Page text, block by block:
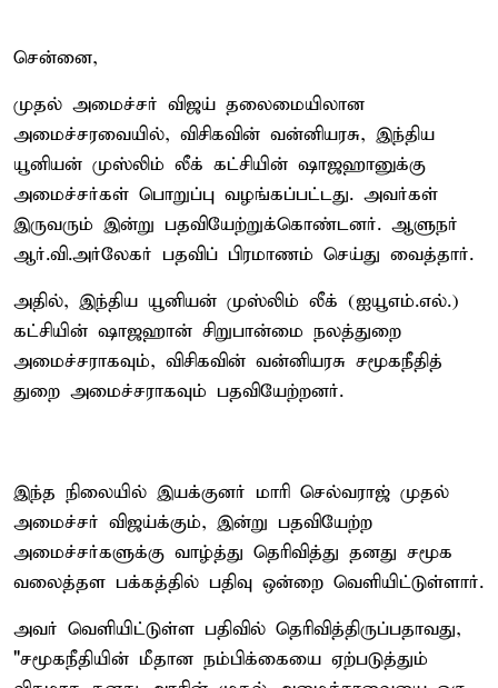
சென்னை,
முதல் அமைச்சர் விஜய் தலைமையிலான
அமைச்சரவையில், விசிகவின் வன்னியரசு, இந்திய
யூனியன் முஸ்லிம் லீக் கட்சியின் ஷாஜஹானுக்கு
அமைச்சர்கள் பொறுப்பு வழங்கப்பட்டது. அவர்கள்
இருவரும் இன்று பதவியேற்றுக்கொண்டனர். ஆளுநர்
ஆர்.வி.அர்லேகர் பதவிப் பிரமாணம் செய்து வைத்தார்.
அதில், இந்திய யூனியன் முஸ்லிம் லீக் (ஐயூஎம்.எல்.)
கட்சியின் ஷாஜஹான் சிறுபான்மை நலத்துறை
அமைச்சராகவும், விசிகவின் வன்னியரசு சமூகநீதித்
துறை அமைச்சராகவும் பதவியேற்றனர்.
இந்த நிலையில் இயக்குனர் மாரி செல்வராஜ் முதல்
அமைச்சர் விஜய்க்கும், இன்று பதவியேற்ற
அமைச்சர்களுக்கு வாழ்த்து தெரிவித்து தனது சமூக
வலைத்தள பக்கத்தில் பதிவு ஒன்றை வெளியிட்டுள்ளார்.
அவர் வெளியிட்டுள்ள பதிவில் தெரிவித்திருப்பதாவது,
"சமூகநீதியின் மீதான நம்பிக்கையை ஏற்படுத்தும்